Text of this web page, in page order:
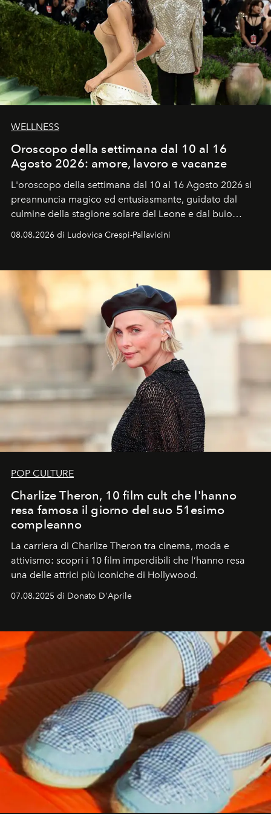
WELLNESS
Oroscopo della settimana dal 10 al 16
Agosto 2026: amore, lavoro e vacanze
L'oroscopo della settimana dal 10 al 16 Agosto 2026 si
preannuncia magico ed entusiasmante, guidato dal
culmine della stagione solare del Leone e dal buio
ideale per la notte delle Perseidi.
08.08.2026 di Ludovica Crespi-Pallavicini
POP CULTURE
Charlize Theron, 10 film cult che l'hanno
resa famosa il giorno del suo 51esimo
compleanno
La carriera di Charlize Theron tra cinema, moda e
attivismo: scopri i 10 film imperdibili che l’hanno resa
una delle attrici più iconiche di Hollywood.
07.08.2025 di Donato D'Aprile